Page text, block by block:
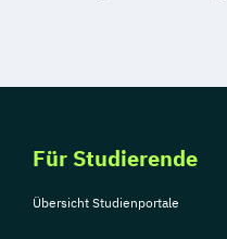
Für Studierende
Übersicht Studienportale